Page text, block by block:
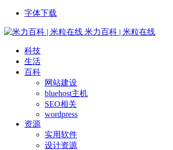
字体下载
米力百科 | 米粒在线
科技
生活
百科
网站建设
bluehost主机
SEO相关
wordpress
资源
实用软件
设计资源